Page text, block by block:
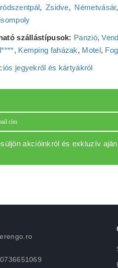
, Zsidve, Németvásár
szállástípusok: Panzió,
, Kemping faházak, Motel,
jegyekről és kártyákról
akcióinkról és exkluzív